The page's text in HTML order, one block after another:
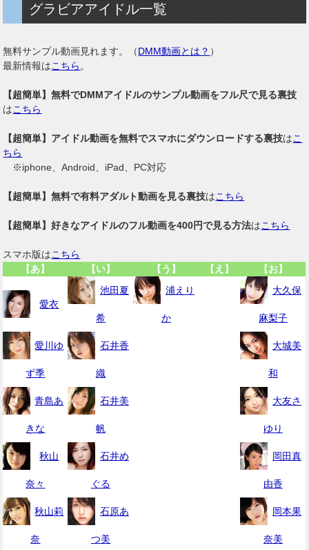
グラビアアイドル一覧
無料サンプル動画見れます。（DMM動画とは？ ）
最新情報はこちら 。
【超簡単】無料でDMMアイドルのサンプル動画をフル尺で見る裏技
はこちら
【超簡単】アイドル動画を無料でスマホにダウンロードする裏技はこ
ちら
※iphone、Android、iPad、PC対応
【超簡単】無料で有料アダルト動画を見る裏技はこちら
【超簡単】好きなアイドルのフル動画を400円で見る方法はこちら
スマホ版はこちら
【あ】
【い】 【う】 【え】 【お】
愛衣
池田夏
希
浦えり
か
大久保
麻梨子
愛川ゆ
ず季
石井香
織
大城美
和
青島あ
きな
石井美
帆
大友さ
ゆり
秋山
奈々
石井め
ぐる
岡田真
由香
秋山莉
奈
石原あ
つ美
岡本果
奈美